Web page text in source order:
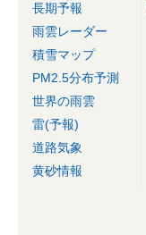
長期予報
雨雲レーダー
積雪マップ
PM2.5分布予測
世界の雨雲
雷(予報)
道路気象
黄砂情報